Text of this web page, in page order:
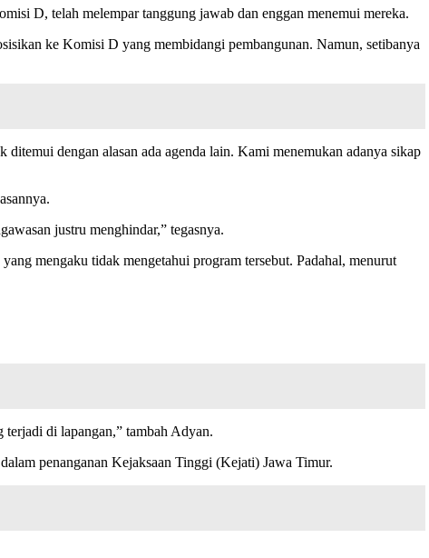
D, telah melempar tanggung jawab dan enggan menemui mereka.
ke Komisi D yang membidangi pembangunan. Namun, setibanya
dengan alasan ada agenda lain. Kami menemukan adanya sikap
justru menghindar,” tegasnya.
mengaku tidak mengetahui program tersebut. Padahal, menurut
di lapangan,” tambah Adyan.
penanganan Kejaksaan Tinggi (Kejati) Jawa Timur.